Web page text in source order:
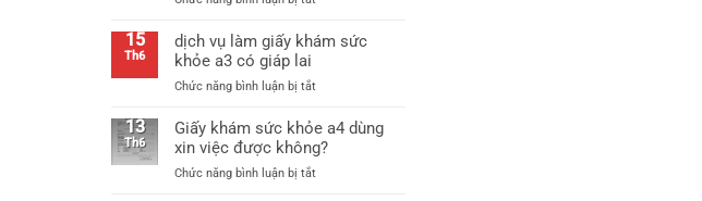
khỏe
tư
giấy
khỏe
tư
25/2026
15
Th6
dịch vụ làm giấy khám sức
khỏe a3 có giáp lai
Chức năng bình luận bị tắtở
vụ
làm
giấy
khám
13
Th6
Giấy khám sức khỏe a4 dùng
xin việc được không?
Chức năng bình luận bị tắtở